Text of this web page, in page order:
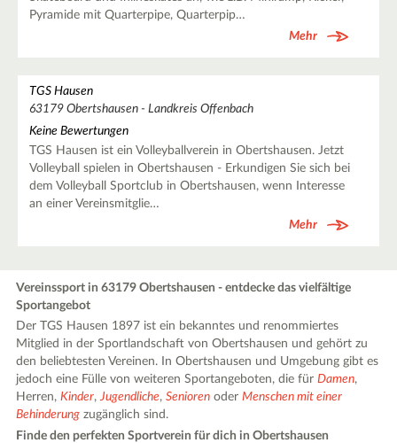
Pyramide mit Quarterpipe, Quarterpip…
Mehr
TGS Hausen
63179 Obertshausen - Landkreis Offenbach
Keine Bewertungen
TGS Hausen ist ein Volleyballverein in Obertshausen. Jetzt
Volleyball spielen in Obertshausen - Erkundigen Sie sich bei
dem Volleyball Sportclub in Obertshausen, wenn Interesse
an einer Vereinsmitglie…
Mehr
Vereinssport in 63179 Obertshausen - entdecke das vielfältige
Sportangebot
Der TGS Hausen 1897 ist ein bekanntes und renommiertes
Mitglied in der Sportlandschaft von Obertshausen und gehört zu
den beliebtesten Vereinen. In Obertshausen und Umgebung gibt es
jedoch eine Fülle von weiteren Sportangeboten, die fürDamen,
Herren,Kinder,Jugendliche,Senioren oderMenschen mit einer
Behinderung zugänglich sind.
Finde den perfekten Sportverein für dich in Obertshausen